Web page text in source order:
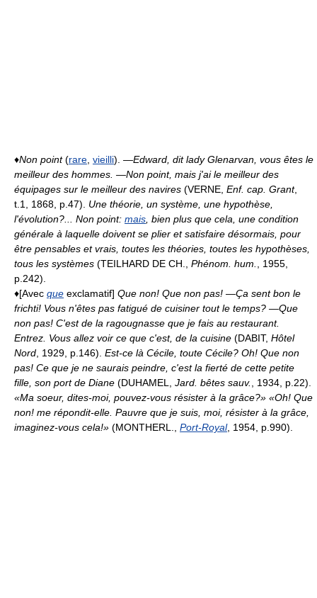
♦Non point(rare vieilli). —Edward, dit lady Glenarvan, vous êtes le
meilleur des hommes. —Non point, mais j'ai le meilleur des
équipages sur le meilleur des navires (VERNE, Enf. cap. Grant,
t.1, 1868, p.47). Une théorie, un système, une hypothèse,
l'évolution?... Non point: mais , bien plus que cela, une condition
générale à laquelle doivent se plier et satisfaire désormais, pour
être pensables et vrais, toutes les théories, toutes les hypothèses,
tous les systèmes (TEILHARD DE CH., Phénom. hum.
, 1955,
p.242).
♦[Avec que exclamatif] Que non! Que non pas! —Ça sent bon le
frichti! Vous n'êtes pas fatigué de cuisiner tout le temps? —Que
non pas! C'est de la ragougnasse que je fais au restaurant.
Entrez. Vous allez voir ce que c'est, de la cuisine (DABIT, Hôtel
Nord , 1929, p.146). Est-ce là Cécile, toute Cécile? Oh! Que non
pas! Ce que je ne saurais peindre, c'est la fierté de cette petite
fille, son port de Diane (DUHAMEL, Jard. bêtes sauv.
, 1934, p.22).
«Ma soeur, dites-moi, pouvez-vous résister à la grâce?» «Oh! Que
non! me répondit-elle. Pauvre que je suis, moi, résister à la grâce,
imaginez-vous cela!» (MONTHERL., Port-Royal, 1954, p.990).